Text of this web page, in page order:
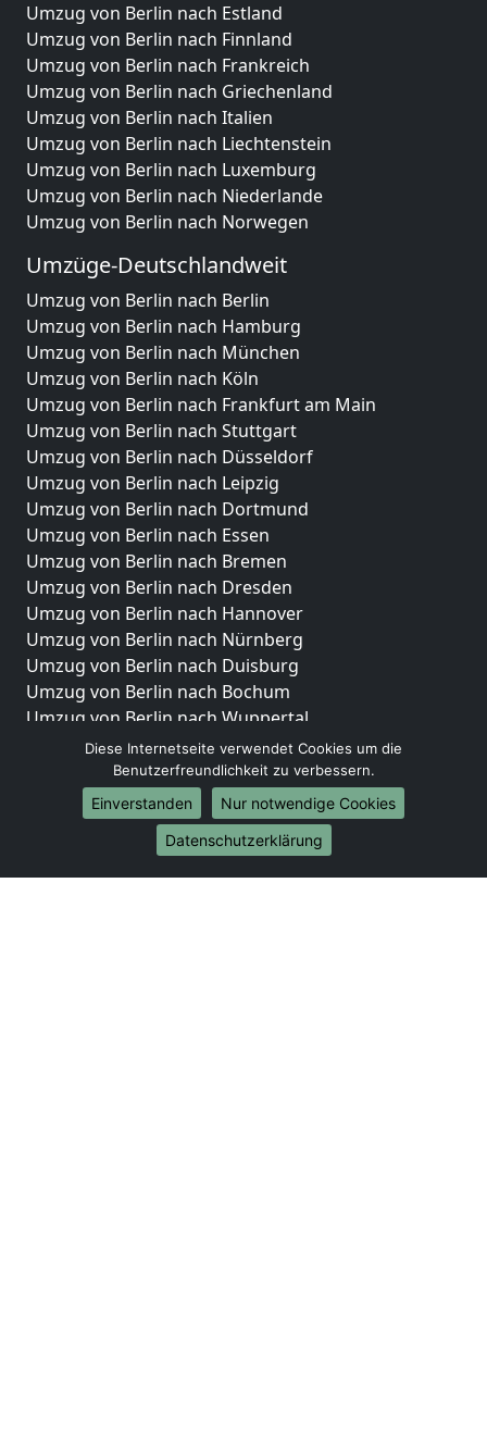
Umzug von Berlin nach Estland
Umzug von Berlin nach Finnland
Umzug von Berlin nach Frankreich
Umzug von Berlin nach Griechenland
Umzug von Berlin nach Italien
Umzug von Berlin nach Liechtenstein
Umzug von Berlin nach Luxemburg
Umzug von Berlin nach Niederlande
Umzug von Berlin nach Norwegen
Umzüge-Deutschlandweit
Umzug von Berlin nach Berlin
Umzug von Berlin nach Hamburg
Umzug von Berlin nach München
Umzug von Berlin nach Köln
Umzug von Berlin nach Frankfurt am Main
Umzug von Berlin nach Stuttgart
Umzug von Berlin nach Düsseldorf
Umzug von Berlin nach Leipzig
Umzug von Berlin nach Dortmund
Umzug von Berlin nach Essen
Umzug von Berlin nach Bremen
Umzug von Berlin nach Dresden
Umzug von Berlin nach Hannover
Umzug von Berlin nach Nürnberg
Umzug von Berlin nach Duisburg
Umzug von Berlin nach Bochum
Umzug von Berlin nach Wuppertal
Umzug von Berlin nach Bielefeld
Umzug von Berlin nach Bonn
Umzug von Berlin nach Münster
Internationale-Umzüge
Umzug von Berlin nach Brasilien
Diese Internetseite verwendet Cookies um die
Benutzerfreundlichkeit zu verbessern.
Einverstanden
Nur notwendige Cookies
Datenschutzerklärung